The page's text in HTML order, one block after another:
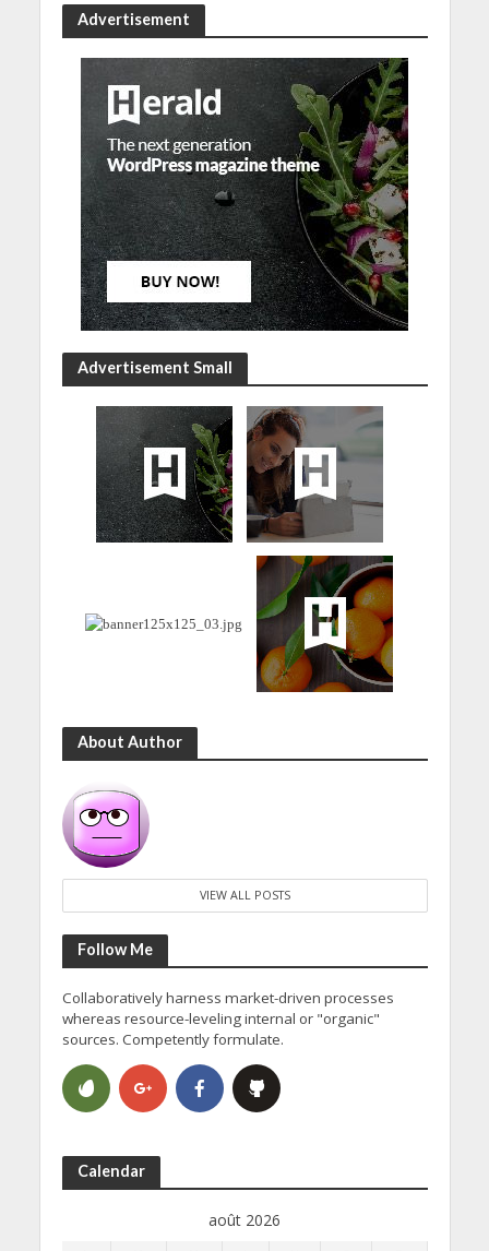
Advertisement
Advertisement Small
About Author
VIEW ALL POSTS
Follow Me
Collaboratively harness market-driven processes
whereas resource-leveling internal or "organic"
sources. Competently formulate.
Calendar
août 2026